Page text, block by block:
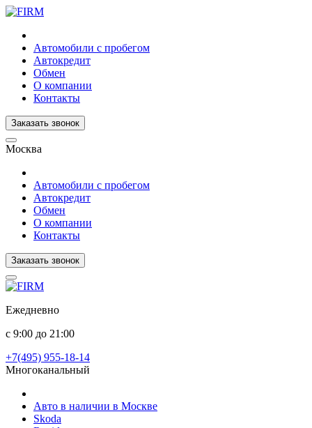
Автомобили с пробегом
Автокредит
Обмен
О компании
Контакты
Заказать звонок
Москва
Автомобили с пробегом
Автокредит
Обмен
О компании
Контакты
Заказать звонок
Ежедневно
с 9:00 до 21:00
+7(495) 955-18-14
Многоканальный
Авто в наличии в Москве
Skoda